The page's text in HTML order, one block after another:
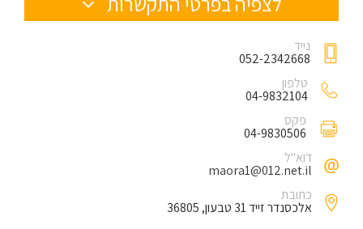
נייד
052-2342668
טלפון
04-9832104
פקס
04-9830506
דוא"ל
maora1@012.net.il
כתובת
אלכסנדר זייד 31 טבעון, 36805